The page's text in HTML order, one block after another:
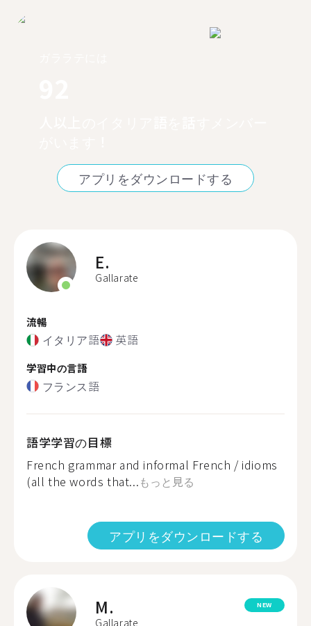
アプリをダウンロードする
E.
Gallarate
流暢
イタリア語 英語
学習中の言語
フランス語
語学学習の目標
French grammar and informal French / idioms
(all the words that...もっと見る
アプリをダウンロードする
M.
Gallarate
NEW